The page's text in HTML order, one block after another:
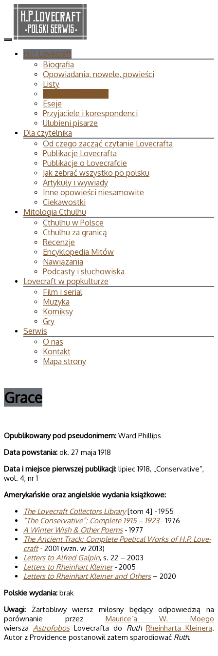
H.P. Lovecraft
Biografia
Opowiadania, nowele, powieści
Listy
Eseje
Przyjaciele i korespondenci
Ulubieni pisarze
Dla czytelnika
Od czego zacząć czytanie Lovecrafta
Publikacje Lovecrafta
Publikacje o Lovecrafcie
Jak zebrać wszystko po polsku
Artykuły i wywiady
Inne opowieści niesamowite
Ciekawostki
Mitologia Cthulhu
Cthulhu w Polsce
Cthulhu za granicą
Recenzje
Encyklopedia Mitów
Nawiązania
Podcasty i słuchowiska
Lovecraft w popkulturze
Film i serial
Muzyka
Komiksy
Gry
Serwis
O nas
Kontakt
Mapa strony
Grace
Opublikowany pod pseudonimem: Ward Phillips
Data powsta­nia: ok. 27 maja 1918
Data i miej­sce pierw­szej publi­ka­cji: lipiec 1918, „Conservative”,
wol. 4, nr 1
Ame­ry­kań­skie oraz angiel­skie wyda­nia książkowe:
The Love­craft Col­lec­tors Library[tom 4] - 1955
“The Con­se­rva­tive”: Com­plete 1915 – 1923- 1976
A Win­ter Wish & Other Poems- 1977
The Ancient Track: Com­plete Poeti­cal Works of H.P. Love­
craft- 2001 (wzn. w 2013)
Letters to Alfred Galpin, s. 22 – 2003
Let­ters to Rhe­in­hart Kle­iner- 2005
Letters to Rheinhart Kleiner and Others– 2020
Pol­skie wydania: brak
Uwagi: Żartobliwy wiersz miłosny będący odpowiedzią na
porównanie przez Maurice’a W. Moego
wiersza Astrofobos Lovecrafta do Ruth Rheinharta Kleinera.
Autor z Providence postanowił zatem sparodiować Ruth.